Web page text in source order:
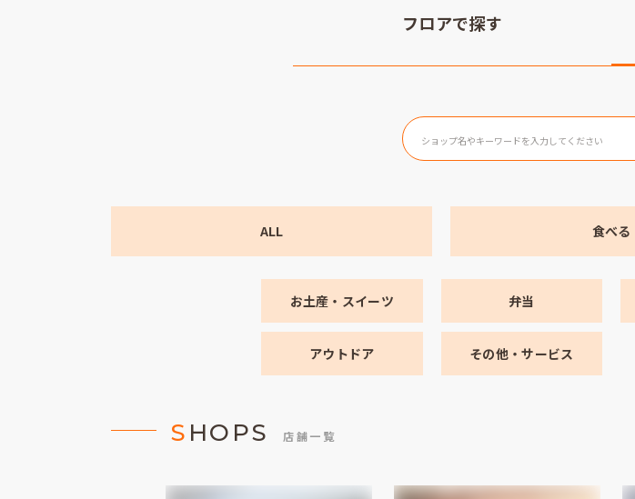
フロアで探す
ALL 食べる
お土産・スイーツ 弁当
アウトドア その他・サービス
S HOPS 店舗一覧